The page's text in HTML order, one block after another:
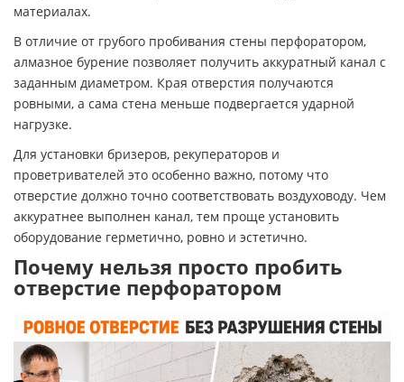
материалах.
В отличие от грубого пробивания стены перфоратором,
алмазное бурение позволяет получить аккуратный канал с
заданным диаметром. Края отверстия получаются
ровными, а сама стена меньше подвергается ударной
нагрузке.
Для установки бризеров, рекуператоров и
проветривателей это особенно важно, потому что
отверстие должно точно соответствовать воздуховоду. Чем
аккуратнее выполнен канал, тем проще установить
оборудование герметично, ровно и эстетично.
Почему нельзя просто пробить
отверстие перфоратором